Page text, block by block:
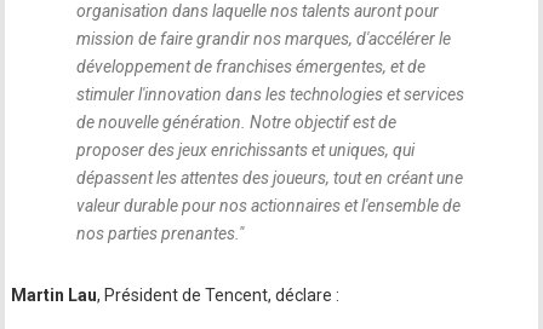
organisation dans laquelle nos talents auront pour
mission de faire grandir nos marques, d'accélérer le
développement de franchises émergentes, et de
stimuler l'innovation dans les technologies et services
de nouvelle génération. Notre objectif est de
proposer des jeux enrichissants et uniques, qui
dépassent les attentes des joueurs, tout en créant une
valeur durable pour nos actionnaires et l'ensemble de
nos parties prenantes."
Martin Lau, Président de Tencent, déclare :